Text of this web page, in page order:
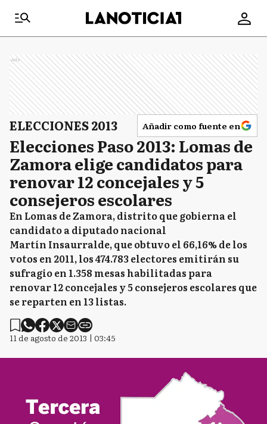
Ads
ELECCIONES 2013 Añadir como fuente en
Elecciones Paso 2013: Lomas de
Zamora elige candidatos para
renovar 12 concejales y 5
consejeros escolares
En Lomas de Zamora, distrito que gobierna el
candidato a diputado nacional
Martín Insaurralde, que obtuvo el 66,16% de los
votos en 2011, los 474.783 electores emitirán su
sufragio en 1.358 mesas habilitadas para
renovar 12 concejales y 5 consejeros escolares que
se reparten en 13 listas.
11 de agosto de 2013 | 03:45